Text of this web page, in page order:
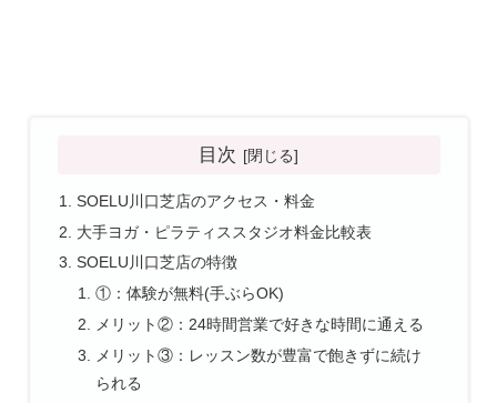
目次
SOELU川口芝店のアクセス・料金
大手ヨガ・ピラティススタジオ料金比較表
SOELU川口芝店の特徴
①：体験が無料(手ぶらOK)
メリット②：24時間営業で好きな時間に通える
メリット③：レッスン数が豊富で飽きずに続け
られる